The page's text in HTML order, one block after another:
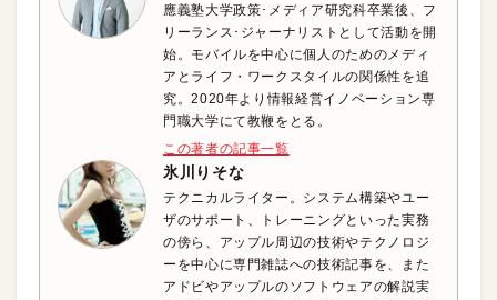
應義塾大学政策･メディア研究科卒業後、フ
リーランス･ジャーナリストとして活動を開
始。モバイルを中心に個人のためのメディ
アとライフ・ワークスタイルの関係性を追
究。2020年より情報経営イノベーション専
門職大学にて教鞭をとる。
この著者の記事一覧
氷川りそな
テクニカルライター。システム構築やユー
ザのサポート、トレーニングといった実務
の傍ら、アップル周辺の技術やテクノロジ
ーを中心に専門雑誌への技術記事を、また
アドビやアップルのソフトウェアの解説実